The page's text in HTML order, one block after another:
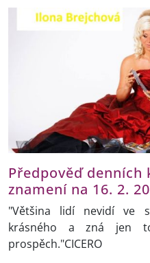
Předpověď denních
znamení na 16. 2.
"Většina lidí nevidí ve
krásného a zná jen
prospěch."CICERO